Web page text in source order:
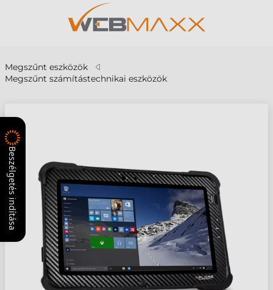
Megszűnt eszközök
Megszűnt számítástechnikai eszközök
Beszélgetés indítása